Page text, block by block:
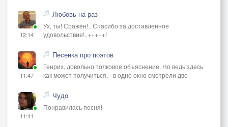
На углу улицы слышны разговоры,
Молодые мечтатели здесь быстро падают вниз.
Деньги на столе, но душа пуста,
Эта жизнь не фильм, здесь нет саундтрека.
Каждая ошибка стоит дорого, правила жесткие,
Брат, учись выживать, пока не упал в первый раз.
12:14
Любовь на раз
Ух, ты! Сражён!.. Спасибо за доставленное
удовольствие!..+++++!
11:47
Песенка про поэтов
Генрих, довольно толковое объяснение. Но ведь здесь
как может получиться, - в одно окно смотрели дво
11:41
Чудо
Понравилась песня!